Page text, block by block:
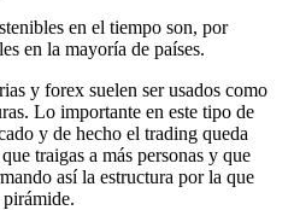
en el tiempo son, por
en la mayoría de países.
y forex suelen ser usados como
Lo importante en este tipo de
y de hecho el trading queda
traigas a más personas y que
así la estructura por la que
pirámide.